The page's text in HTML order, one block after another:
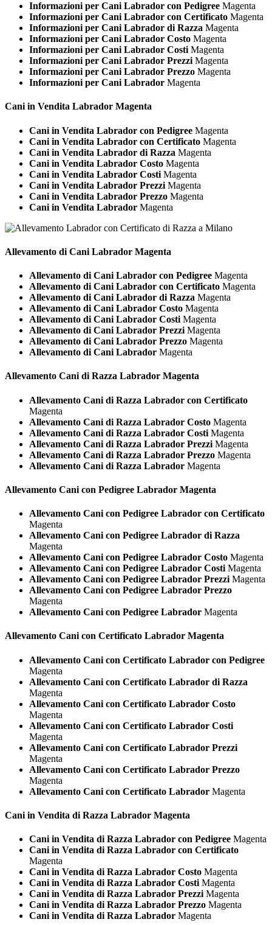
Informazioni per Cani Labrador con Pedigree Magenta
Informazioni per Cani Labrador con Certificato Magenta
Informazioni per Cani Labrador di Razza Magenta
Informazioni per Cani Labrador Costo Magenta
Informazioni per Cani Labrador Costi Magenta
Informazioni per Cani Labrador Prezzi Magenta
Informazioni per Cani Labrador Prezzo Magenta
Informazioni per Cani Labrador Magenta
Cani in Vendita Labrador Magenta
Cani in Vendita Labrador con Pedigree Magenta
Cani in Vendita Labrador con Certificato Magenta
Cani in Vendita Labrador di Razza Magenta
Cani in Vendita Labrador Costo Magenta
Cani in Vendita Labrador Costi Magenta
Cani in Vendita Labrador Prezzi Magenta
Cani in Vendita Labrador Prezzo Magenta
Cani in Vendita Labrador Magenta
Allevamento di Cani Labrador Magenta
Allevamento di Cani Labrador con Pedigree Magenta
Allevamento di Cani Labrador con Certificato Magenta
Allevamento di Cani Labrador di Razza Magenta
Allevamento di Cani Labrador Costo Magenta
Allevamento di Cani Labrador Costi Magenta
Allevamento di Cani Labrador Prezzi Magenta
Allevamento di Cani Labrador Prezzo Magenta
Allevamento di Cani Labrador Magenta
Allevamento Cani di Razza Labrador Magenta
Allevamento Cani di Razza Labrador con Certificato
Magenta
Allevamento Cani di Razza Labrador Costo Magenta
Allevamento Cani di Razza Labrador Costi Magenta
Allevamento Cani di Razza Labrador Prezzi Magenta
Allevamento Cani di Razza Labrador Prezzo Magenta
Allevamento Cani di Razza Labrador Magenta
Allevamento Cani con Pedigree Labrador Magenta
Allevamento Cani con Pedigree Labrador con Certificato
Magenta
Allevamento Cani con Pedigree Labrador di Razza
Magenta
Allevamento Cani con Pedigree Labrador Costo Magenta
Allevamento Cani con Pedigree Labrador Costi Magenta
Allevamento Cani con Pedigree Labrador Prezzi Magenta
Allevamento Cani con Pedigree Labrador Prezzo
Magenta
Allevamento Cani con Pedigree Labrador Magenta
Allevamento Cani con Certificato Labrador Magenta
Allevamento Cani con Certificato Labrador con Pedigree
Magenta
Allevamento Cani con Certificato Labrador di Razza
Magenta
Allevamento Cani con Certificato Labrador Costo
Magenta
Allevamento Cani con Certificato Labrador Costi
Magenta
Allevamento Cani con Certificato Labrador Prezzi
Magenta
Allevamento Cani con Certificato Labrador Prezzo
Magenta
Allevamento Cani con Certificato Labrador Magenta
Cani in Vendita di Razza Labrador Magenta
Cani in Vendita di Razza Labrador con Pedigree Magenta
Cani in Vendita di Razza Labrador con Certificato
Magenta
Cani in Vendita di Razza Labrador Costo Magenta
Cani in Vendita di Razza Labrador Costi Magenta
Cani in Vendita di Razza Labrador Prezzi Magenta
Cani in Vendita di Razza Labrador Prezzo Magenta
Cani in Vendita di Razza Labrador Magenta